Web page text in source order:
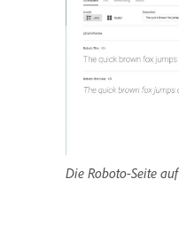
Die Roboto-Seite